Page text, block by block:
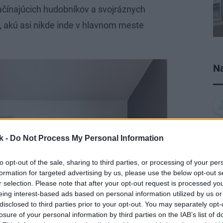
- Do Not Process My Personal Information
opt-out of the sale, sharing to third parties, or processing of your
for targeted advertising by us, please use the below opt-out
selection. Please note that after your opt-out request is processed
interest-based ads based on personal information utilized by us
to third parties prior to your opt-out. You may separately
of your personal information by third parties on the IAB’s list of
hudobníkov a svojráznych
asi nikde inde v hlavnom meste